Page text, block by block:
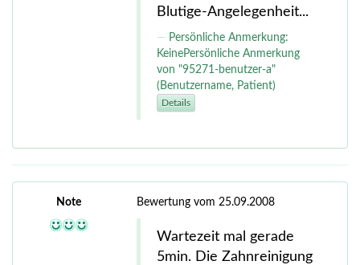
Blutige-Angelegenheit...
Persönliche Anmerkung:
KeinePersönliche Anmerkung
von "95271-benutzer-a"
(Benutzername, Patient)
Details
Note Bewertung vom 25.09.2008
Wartezeit mal gerade
5min. Die Zahnreinigung